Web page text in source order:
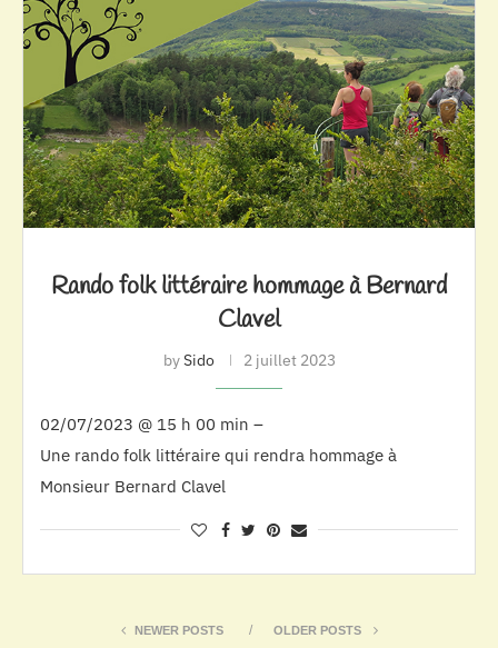
Rando folk littéraire hommage à Bernard
Clavel
bySido 2 juillet 2023
02/07/2023 @ 15 h 00 min –
Une rando folk littéraire qui rendra hommage à
Monsieur Bernard Clavel
NEWER POSTS OLDER POSTS